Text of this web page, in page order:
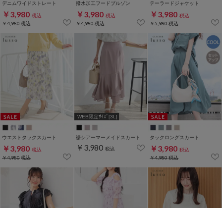
デニムワイドストレート
￥3,980 税込
￥4,980税込
撥水加工フードブルゾン
￥3,980 税込
￥4,980税込
テーラードジャケット
￥3,980 税込
￥5,980税込
ウエストタックスカート
￥3,980 税込
￥4,980税込
WEB限定ｻｲｽﾞ[3L]
裾シアーマーメイドスカート
￥3,980 税込
タックロングスカート
￥3,980 税込
￥4,980税込